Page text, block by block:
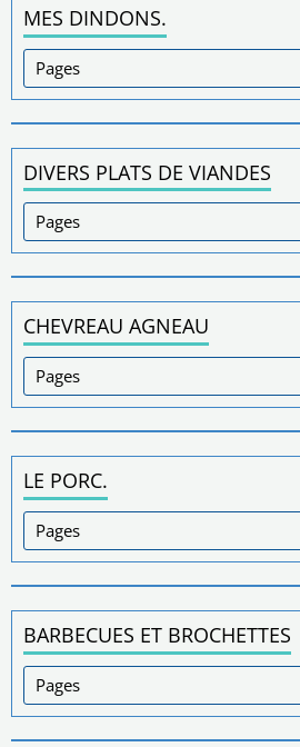
MES DINDONS.
DIVERS PLATS DE VIANDES
CHEVREAU AGNEAU
LE PORC.
BARBECUES ET BROCHETTES